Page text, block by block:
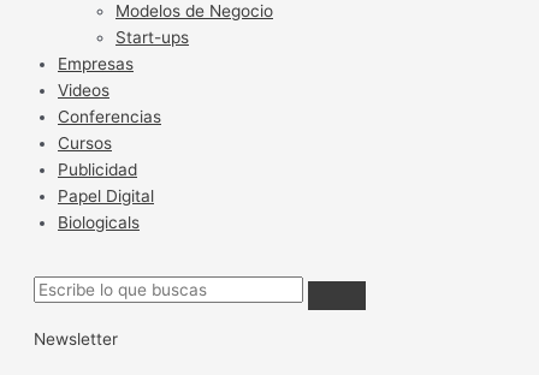
Modelos de Negocio
Start-ups
Empresas
Videos
Conferencias
Cursos
Publicidad
Papel Digital
Biologicals
Newsletter